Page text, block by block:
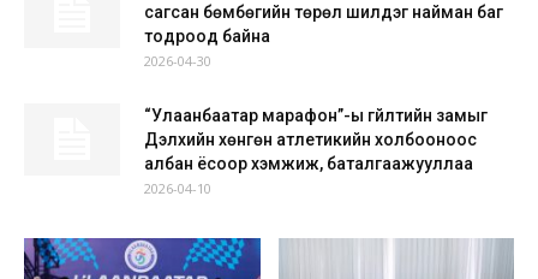
сагсан бөмбөгийн төрөл шилдэг найман баг
тодроод байна
2026-04-30
“Улаанбаатар марафон”-ы гүйлтийн замыг
Дэлхийн хөнгөн атлетикийн холбооноос
албан ёсоор хэмжиж, баталгаажууллаа
2026-04-10